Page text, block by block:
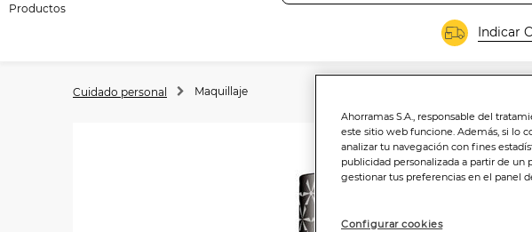
Productos
Indicar
Cuidado personal Maquillaje
Ahorramas S.A., responsable del
este sitio web funcione. Además, si lo
analizar tu navegación con fines
publicidad personalizada a partir de un
gestionar tus preferencias en el panel
Configurar cookies